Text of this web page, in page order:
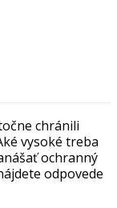
chránili
vysoké treba
ochranný
odpovede